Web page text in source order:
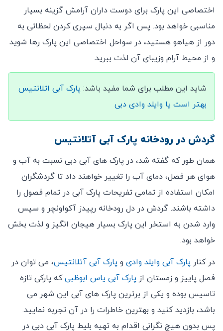
اختصاصی این پارک برای دوست داران آرامش گزینه بسیار
مناسبی خواهد بود. پس اگر به دنبال سپری کردن لحظاتی به
دور از هیاهو هستید، در سواحل اختصاصی این پارک رها شوید
و از محیط آرام وزیبای آن لذت ببرید.
شاید این مطلب برای شما مفید باشد: پارک آبی اتلانتیس
بهتر است یا وایلد وادی دبی
گردش در رودخانه پارک آبی آتلانتیس
همان طور که گفته شد، در پارک های آبی دبی نسبت به آب و
هوای هر فصل، دمای آب را تغییر خواهند داد تا گردشگران
امکان استفاده از تمامی تفریحات پارک آبی در تمام فصول را
داشته باشند. گردش در دل رودخانه رپیدز آکواونچر و سپس
وارد شدن به استخر این پارک بسیار هیجان انگیز و لذت بخش
خواهد بود.
در کنار پارک آبی وایلد وادی و پارک آبی آتلانتیس، می توان در
فصل پاییز و زمستان از پارک آبی یاس ابوظبیکه پارکی تازه
تاسیس بوده و یکی از برترین پارک های آبی این شهر می
باشد، بازدید کنید و بهترین خاطرات را در آن تجربه نمایید.
پس بدون هیچ نگرانی اقدام به تهیه بلیط پارک آبی دبی در